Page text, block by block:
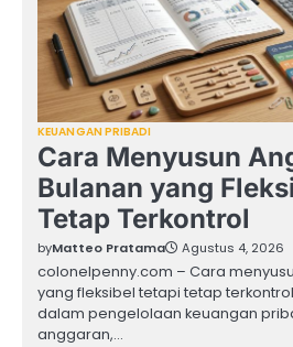
KEUANGAN PRIBADI
Cara Menyusun
Bulanan yang
Tetap Terkontrol
byMatteo Pratama Agustus 4, 2026
colonelpenny.com – Cara
yang fleksibel tetapi tetap
dalam pengelolaan keuangan
anggaran,…